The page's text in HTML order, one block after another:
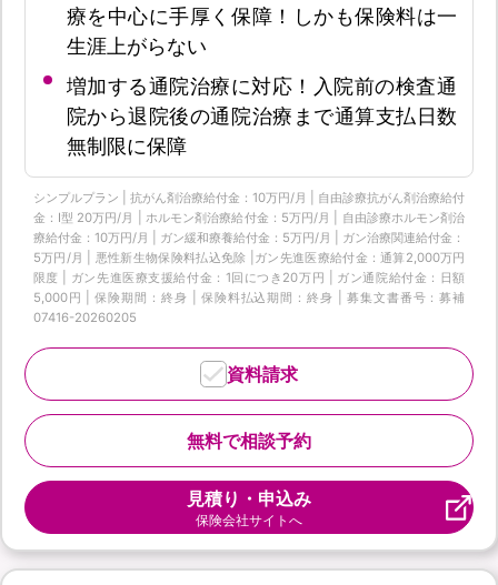
療を中心に手厚く保障！しかも保険料は一
生涯上がらない
増加する通院治療に対応！入院前の検査通
院から退院後の通院治療まで通算支払日数
無制限に保障
シンプルプラン | 抗がん剤治療給付金：10万円/月 | 自由診療抗がん剤治療給付
金：Ⅰ型 20万円/月 | ホルモン剤治療給付金：5万円/月 | 自由診療ホルモン剤治
療給付金：10万円/月 | ガン緩和療養給付金：5万円/月 | ガン治療関連給付金：
5万円/月 | 悪性新生物保険料払込免除 |ガン先進医療給付金：通算2,000万円
限度 | ガン先進医療支援給付金：1回につき20万円 | ガン通院給付金：日額
5,000円 | 保険期間：終身 | 保険料払込期間：終身 | 募集文書番号：募補
07416-20260205
無料で相談予約
資料請求
見積り・申込み
保険会社サイトへ